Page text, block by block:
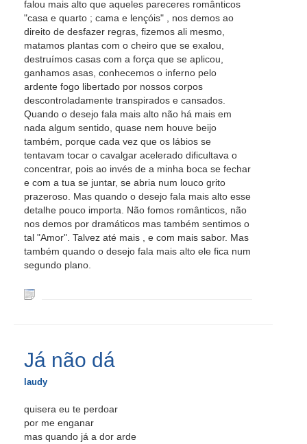
falou mais alto que aqueles pareceres românticos
"casa e quarto ; cama e lençóis" , nos demos ao
direito de desfazer regras, fizemos ali mesmo,
matamos plantas com o cheiro que se exalou,
destruímos casas com a força que se aplicou,
ganhamos asas, conhecemos o inferno pelo
ardente fogo libertado por nossos corpos
descontroladamente transpirados e cansados.
Quando o desejo fala mais alto não há mais em
nada algum sentido, quase nem houve beijo
também, porque cada vez que os lábios se
tentavam tocar o cavalgar acelerado dificultava o
concentrar, pois ao invés de a minha boca se fechar
e com a tua se juntar, se abria num louco grito
prazeroso. Mas quando o desejo fala mais alto esse
detalhe pouco importa. Não fomos românticos, não
nos demos por dramáticos mas também sentimos o
tal "Amor". Talvez até mais , e com mais sabor. Mas
também quando o desejo fala mais alto ele fica num
segundo plano.
Já não dá
laudy
quisera eu te perdoar
por me enganar
mas quando já a dor arde